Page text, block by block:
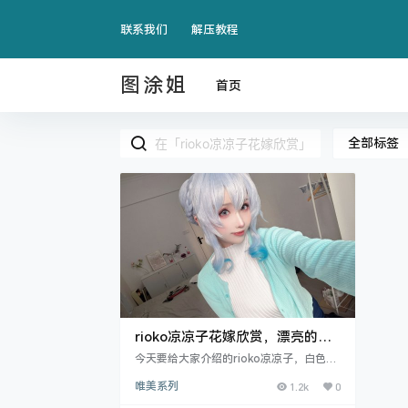
联系我们 解压教程
图涂姐 首页
全部标签
rioko凉凉子花嫁欣赏，漂亮的妹
子真的好
今天要给大家介绍的rioko凉凉子，白色的
与身后的枪支模型形成了温柔.
唯美系列 1.2k 0